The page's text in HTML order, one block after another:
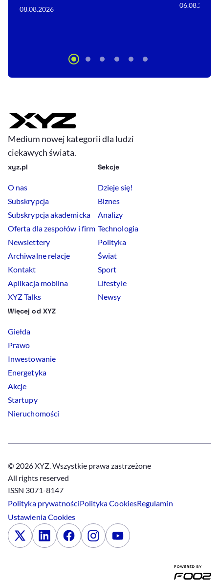
08.08.2026 06.08.2026
Medium nowej kategorii dla ludzi
ciekawych świata.
xyz.pl
O nas
Subskrypcja
Subskrypcja akademicka
Oferta dla zespołów i firm
Newslettery
Archiwalne relacje
Kontakt
Aplikacja mobilna
XYZ Talks
Sekcje
Dzieje się!
Biznes
Analizy
Technologia
Polityka
Świat
Sport
Lifestyle
Newsy
Więcej od XYZ
Giełda
Prawo
Inwestowanie
Energetyka
Akcje
Startupy
Nieruchomości
© 2026 XYZ. Wszystkie prawa zastrzeżone
All rights reserved
ISSN 3071-8147
Polityka prywatnościPolitykaCookiesRegulamin
UstawieniaCookies
x LinkedinFacebookInstagramYoutube